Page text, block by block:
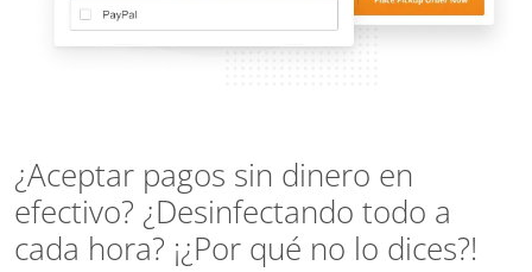
¿Aceptar pagos sin dinero en
efectivo? ¿Desinfectando todo a
cada hora? ¡¿Por qué no lo dices?!